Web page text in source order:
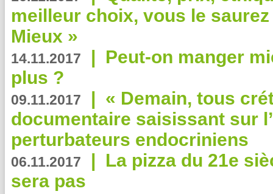
meilleur choix, vous le
Mieux »
14.11.2017 | Peut-on manger
plus ?
09.11.2017 | « Demain, tous
documentaire saisissant sur
perturbateurs endocriniens
06.11.2017 | La pizza du 21e
sera pas